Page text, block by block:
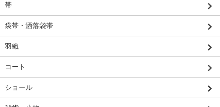
帯
袋帯・洒落袋帯
羽織
コート
ショール